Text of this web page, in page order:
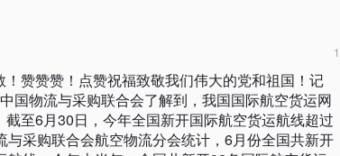
！赞赞赞！点赞祝福致敬我们伟大的党和祖国！记
国物流与采购联合会了解到，我国国际航空货运网
截至6月30日，今年全国新开国际航空货运航线超过
与采购联合会航空物流分会统计，6月份全国共新开
1